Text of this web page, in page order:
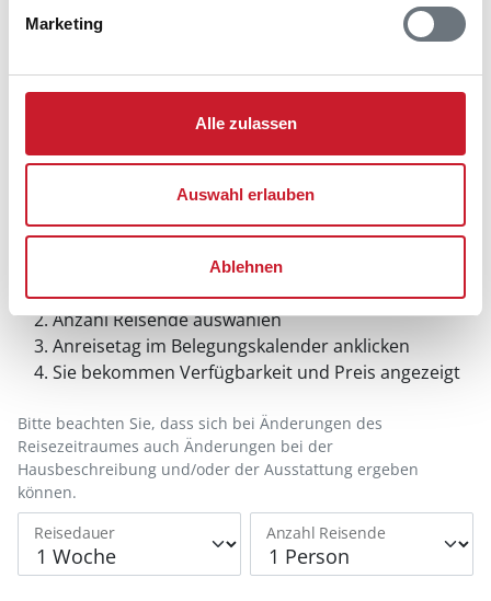
Marketing
Alle zulassen
Auswahl erlauben
Ablehnen
Belegungskalender
Reisedauer auswählen
Anzahl Reisende auswählen
Anreisetag im Belegungskalender anklicken
Sie bekommen Verfügbarkeit und Preis angezeigt
Reisedauer Anzahl Reisende
Bitte beachten Sie, dass sich bei Änderungen des
Reisezeitraumes auch Änderungen bei der
Hausbeschreibung und/oder der Ausstattung ergeben
können.